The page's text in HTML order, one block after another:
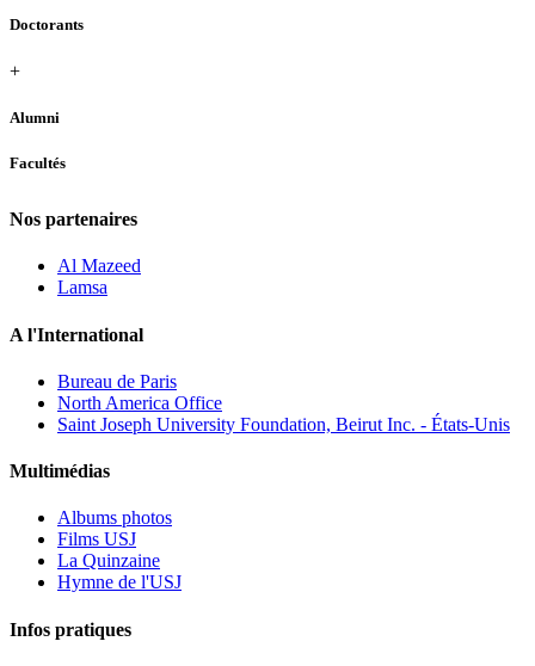
Doctorants
+
Alumni
Facultés
Nos partenaires
Al Mazeed
Lamsa
A l'International
Bureau de Paris
North America Office
Saint Joseph University Foundation, Beirut Inc. - États-Unis
Multimédias
Albums photos
Films USJ
La Quinzaine
Hymne de l'USJ
Infos pratiques